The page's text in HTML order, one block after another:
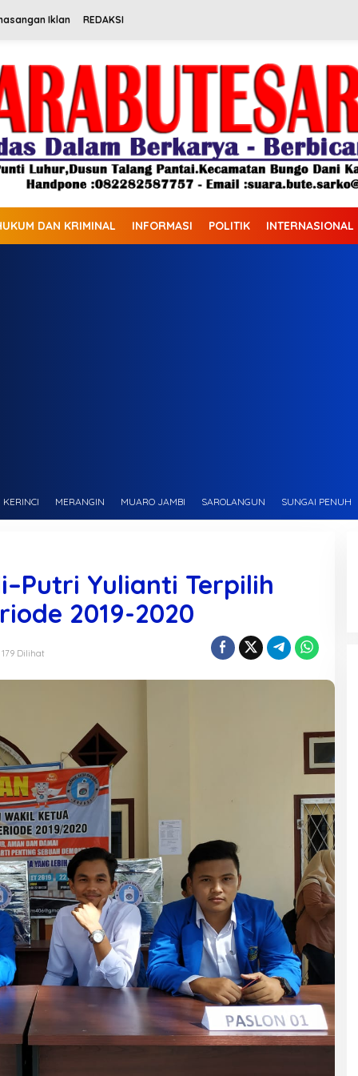
Iklan REDAKSI
DAN KRIMINAL INFORMASI POLITIK INTERNASIONAL
KERINCI MERANGIN MUARO JAMBI SAROLANGUN SUNGAI PENUH
Yulianti Terpilih
2019-2020
179 Dilihat